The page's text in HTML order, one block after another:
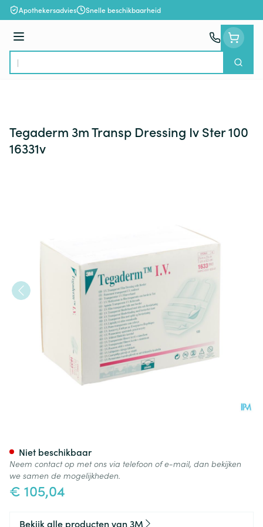
Ga naar de inhoud
Apothekersadvies Snelle beschikbaarheid
Menu
Product, merk, categorie...
Zoek
Tegaderm 3m Transp Dressing Iv Ster 100
16331v
€ 105,04
Niet beschikbaar
Neem contact op met ons via telefoon of e-mail, dan bekijken
we samen de mogelijkheden.
Bekijk alle producten van 3M